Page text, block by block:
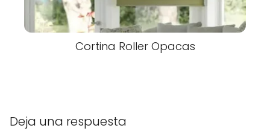
Cortina Roller Opacas
Deja una respuesta